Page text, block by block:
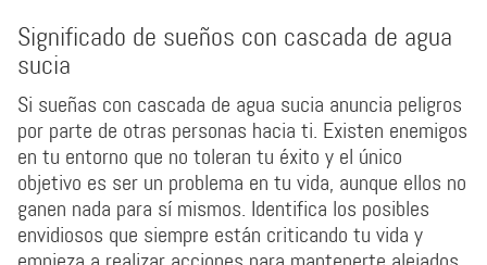
Significado de sueños con cascada de agua
sucia
Si sueñas con cascada de agua sucia anuncia peligros
por parte de otras personas hacia ti. Existen enemigos
en tu entorno que no toleran tu éxito y el único
objetivo es ser un problema en tu vida, aunque ellos no
ganen nada para sí mismos. Identifica los posibles
envidiosos que siempre están criticando tu vida y